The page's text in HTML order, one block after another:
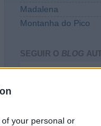
your personal or
Madalena
Montanha do Pico
SEGUIR O BLOG